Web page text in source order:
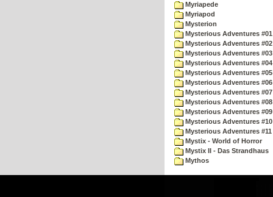
Myriapede
Myriapod
Mysterion
Mysterious Adventures
Mysterious Adventures
Mysterious Adventures
Mysterious Adventures
Mysterious Adventures
Mysterious Adventures
Mysterious Adventures
Mysterious Adventures
Mysterious Adventures
Mysterious Adventures
Mysterious Adventures
Mystix - World of Horror
Mystix II - Das Strandhaus
Mythos